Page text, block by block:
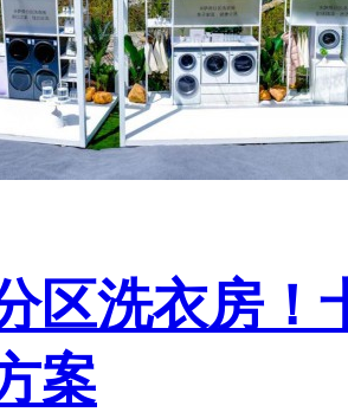
区洗衣房！
案